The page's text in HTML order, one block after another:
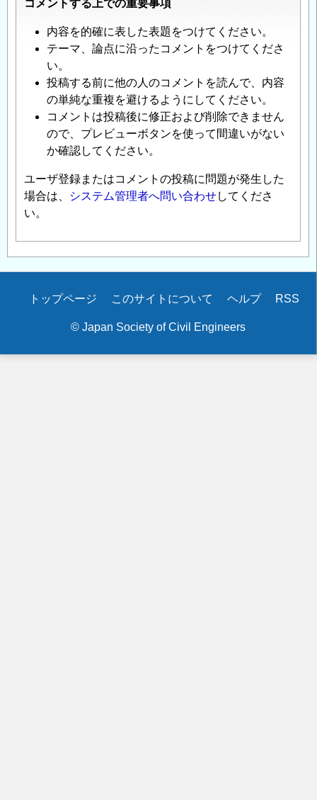
コメントする上での重要事項
内容を的確に表した表題をつけてください。
テーマ、論点に沿ったコメントをつけてくださ
い。
投稿する前に他の人のコメントを読んで、内容
の単純な重複を避けるようにしてください。
コメントは投稿後に修正および削除できません
ので、プレビューボタンを使って間違いがない
か確認してください。
ユーザ登録またはコメントの投稿に問題が発生した
場合は、
システム管理者へ問い合わせしてくださ
い。
Secondary
トップページ このサイトについて ヘルプ RSS
© Japan Society of Civil Engineers